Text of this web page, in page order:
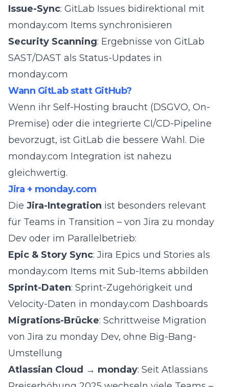
Issue-Sync: GitLab Issues bidirektional mit
monday.com Items synchronisieren
Security Scanning: Ergebnisse von GitLab
SAST/DAST als Status-Updates in
monday.com
Wann GitLab statt GitHub?
Wenn ihr Self-Hosting braucht (DSGVO, On-
Premise) oder die integrierte CI/CD-Pipeline
bevorzugt, ist GitLab die bessere Wahl. Die
monday.com Integration ist nahezu
gleichwertig.
Jira + monday.com
Die Jira-Integration ist besonders relevant
für Teams in Transition – von Jira zu monday
Dev oder im Parallelbetrieb:
Epic & Story Sync: Jira Epics und Stories als
monday.com Items mit Sub-Items abbilden
Sprint-Daten: Sprint-Zugehörigkeit und
Velocity-Daten in monday.com Dashboards
Migrations-Brücke: Schrittweise Migration
von Jira zu monday Dev, ohne Big-Bang-
Umstellung
Atlassian Cloud → monday: Seit Atlassians